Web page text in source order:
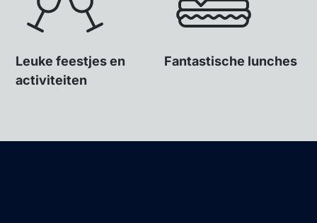
Leuke feestjes en
activiteiten
Fantastische lunches